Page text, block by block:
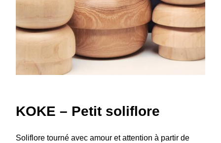
KOKE – Petit soliflore
Soliflore tourné avec amour et attention à partir de